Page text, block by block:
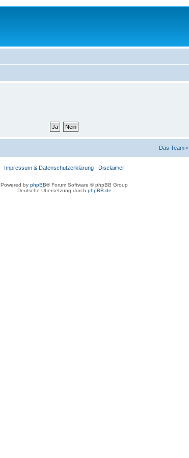
Das Team •
Impressum & Datenschutzerklärung | Disclaimer
Powered by phpBB® Forum Software © phpBB Group
Deutsche Übersetzung durch phpBB.de